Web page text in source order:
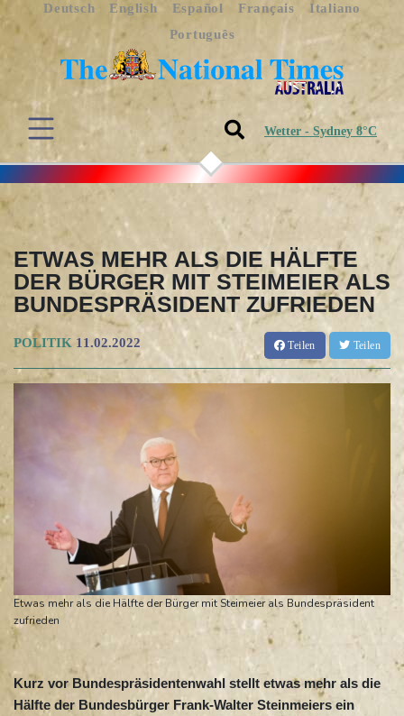
Deutsch English Español Français
Italiano
Português
Wetter - Sydney 8°C
ETWAS MEHR ALS DIE HÄLFTE
DER BÜRGER MIT STEIMEIER ALS
BUNDESPRÄSIDENT ZUFRIEDEN
POLITIK 11.02.2022 Teilen Teilen
Etwas mehr als die Hälfte der Bürger mit Steimeier als Bundespräsident
zufrieden
Kurz vor Bundespräsidentenwahl stellt etwas mehr als die
Hälfte der Bundesbürger Frank-Walter Steinmeiers ein